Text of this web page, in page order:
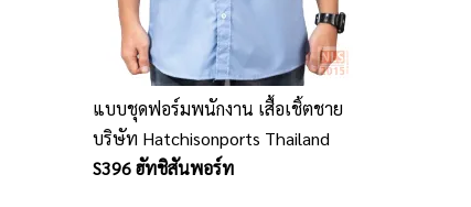
แบบชุดฟอร์มพนักงาน เสื้อเชิ้ตชาย
บริษัท Hatchisonports Thailand
S396 ฮัทชิสันพอร์ท